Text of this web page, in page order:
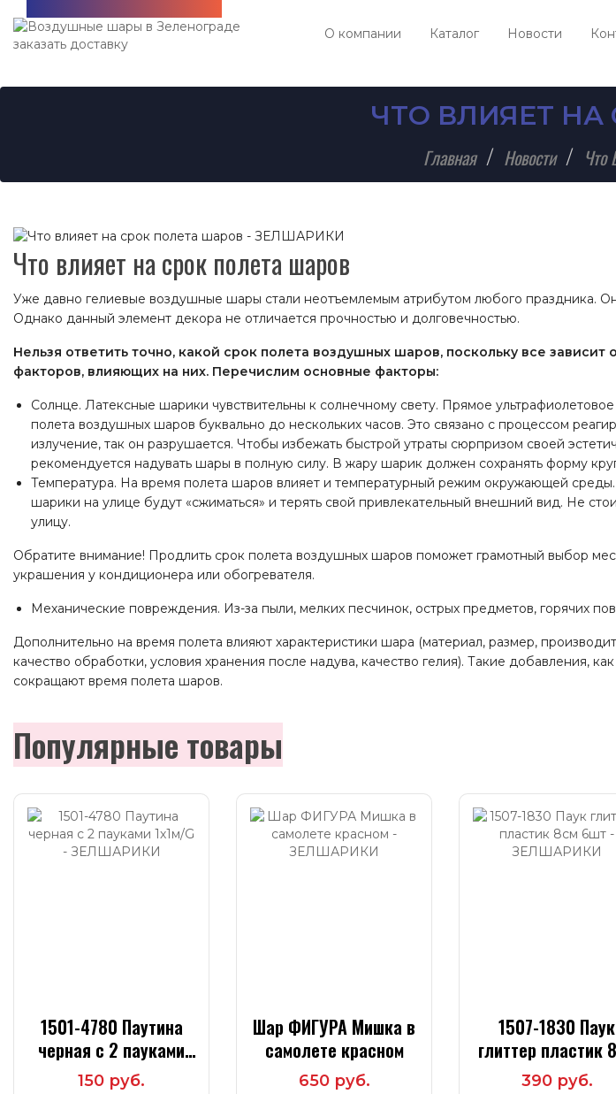
О компании Каталог Новости
ЧТО ВЛИЯЕТ НА
Главная Новости Что
Что влияет на срок полета шаров
Уже давно гелиевые воздушные шары стали неотъемлемым атрибутом любого праздника.
Однако данный элемент декора не отличается прочностью и долговечностью.
Нельзя ответить точно, какой срок полета воздушных шаров, поскольку все зависит
факторов, влияющих на них. Перечислим основные факторы:
Солнце. Латексные шарики чувствительны к солнечному свету. Прямое
полета воздушных шаров буквально до нескольких часов. Это связано с процессом
излучение, так он разрушается. Чтобы избежать быстрой утраты сюрпризом своей
рекомендуется надувать шары в полную силу. В жару шарик должен сохранять форму
Температура. На время полета шаров влияет и температурный режим окружающей
шарики на улице будут «сжиматься» и терять свой привлекательный внешний вид. Не
улицу.
Обратите внимание! Продлить срок полета воздушных шаров поможет грамотный выбор
украшения у кондиционера или обогревателя.
Механические повреждения. Из-за пыли, мелких песчинок, острых предметов, горячих
Дополнительно на время полета влияют характеристики шара (материал, размер,
качество обработки, условия хранения после надува, качество гелия). Такие добавления,
сокращают время полета шаров.
Популярные товары
1501-4780 Паутина
черная с 2 пауками
1х1м/G
150 руб.
Шар ФИГУРА Мишка в
самолете красном
650 руб.
1507-1830 Паук
глиттер пластик
6шт
390 руб.